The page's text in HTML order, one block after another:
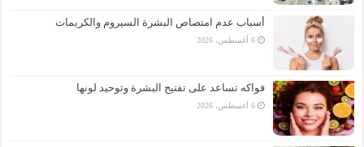
أسباب عدم امتصاص البشرة السيروم والكريمات
6 أغسطس، 2026
فواكه تساعد على تفتيح البشرة وتوحيد لونها
6 أغسطس، 2026